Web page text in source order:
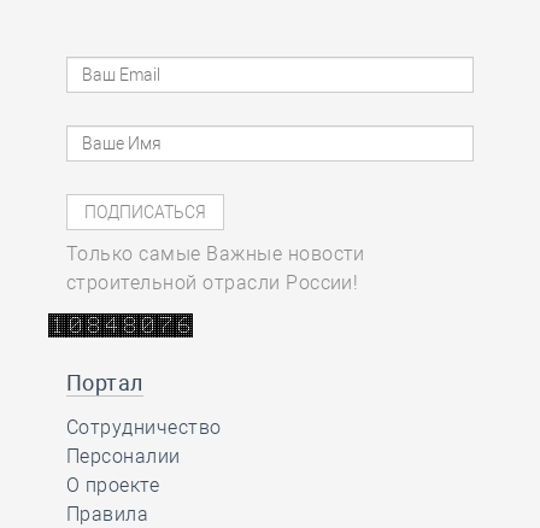
Только самые Важные новости
строительной отрасли России!
Портал
Сотрудничество
Персоналии
О проекте
Правила